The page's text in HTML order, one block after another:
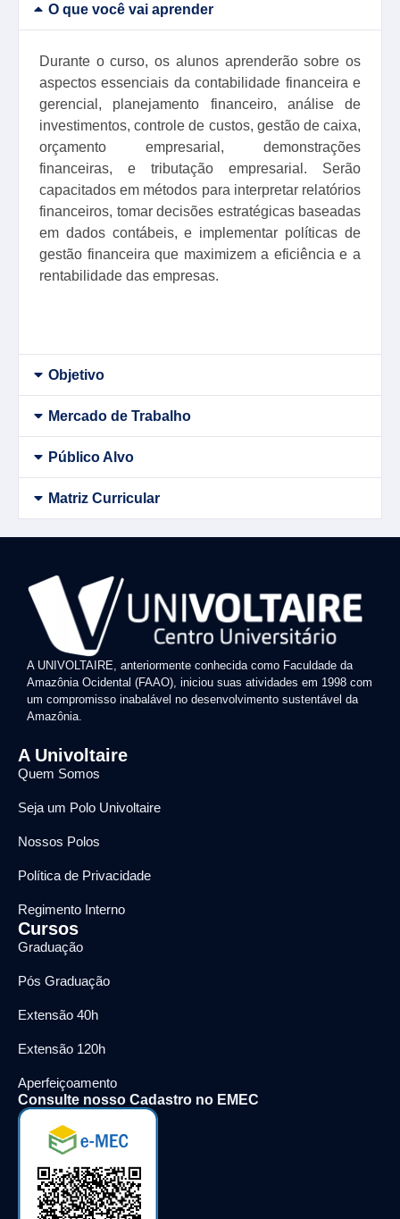
O que você vai aprender
Durante o curso, os alunos aprenderão sobre os
aspectos essenciais da contabilidade financeira e
gerencial, planejamento financeiro, análise de
investimentos, controle de custos, gestão de caixa,
orçamento empresarial, demonstrações
financeiras, e tributação empresarial. Serão
capacitados em métodos para interpretar relatórios
financeiros, tomar decisões estratégicas baseadas
em dados contábeis, e implementar políticas de
gestão financeira que maximizem a eficiência e a
rentabilidade das empresas.
Objetivo
Mercado de Trabalho
Público Alvo
Matriz Curricular
A UNIVOLTAIRE, anteriormente conhecida como Faculdade da
Amazônia Ocidental (FAAO), iniciou suas atividades em 1998 com
um compromisso inabalável no desenvolvimento sustentável da
Amazônia.
A Univoltaire
Quem Somos
Seja um Polo Univoltaire
Nossos Polos
Política de Privacidade
Regimento Interno
Cursos
Graduação
Pós Graduação
Extensão 40h
Extensão 120h
Aperfeiçoamento
Consulte nosso Cadastro no EMEC